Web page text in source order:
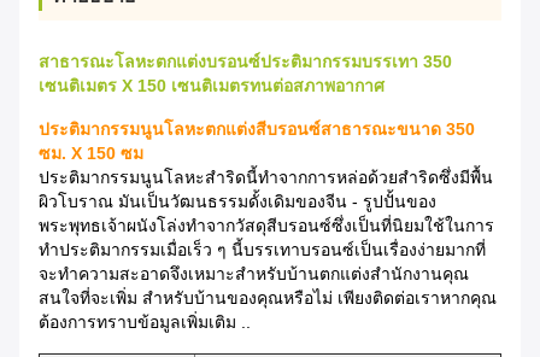
สาธารณะโลหะตกแต่งบรอนซ์ประติมากรรมบรรเทา 350
เซนติเมตร X 150 เซนติเมตรทนต่อสภาพอากาศ
ประติมากรรมนูนโลหะตกแต่งสีบรอนซ์สาธารณะขนาด 350
ซม. X 150 ซม
ประติมากรรมนูนโลหะสำริดนี้ทำจากการหล่อด้วยสำริดซึ่งมีพื้น
ผิวโบราณ มันเป็นวัฒนธรรมดั้งเดิมของจีน - รูปปั้นของ
พระพุทธเจ้าผนังโล่งทำจากวัสดุสีบรอนซ์ซึ่งเป็นที่นิยมใช้ในการ
ทำประติมากรรมเมื่อเร็ว ๆ นี้บรรเทาบรอนซ์เป็นเรื่องง่ายมากที่
จะทำความสะอาดจึงเหมาะสำหรับบ้านตกแต่งสำนักงานคุณ
สนใจที่จะเพิ่ม สำหรับบ้านของคุณหรือไม่ เพียงติดต่อเราหากคุณ
ต้องการทราบข้อมูลเพิ่มเติม ..